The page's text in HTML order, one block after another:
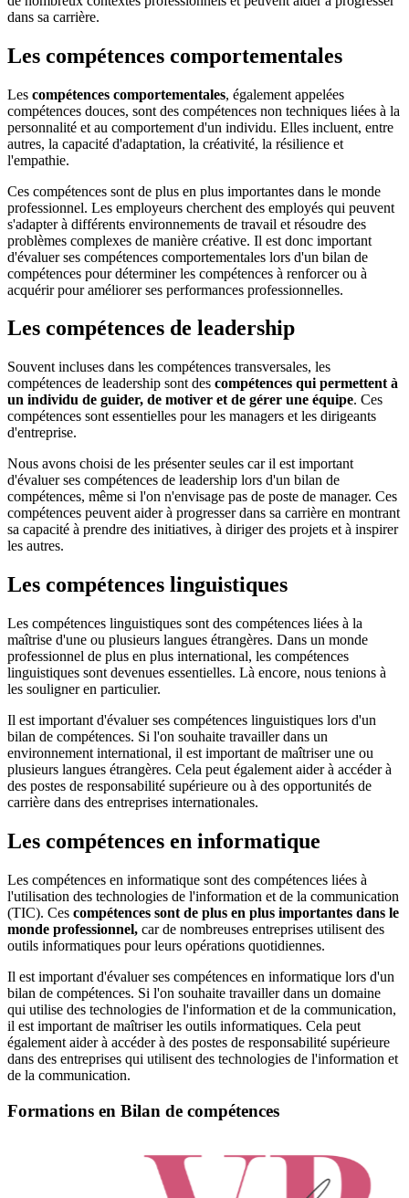
dans sa carrière.
Les compétences comportementales
Les compétences comportementales, également appelées
compétences douces, sont des compétences non techniques liées à la
personnalité et au comportement d'un individu. Elles incluent, entre
autres, la capacité d'adaptation, la créativité, la résilience et
l'empathie.
Ces compétences sont de plus en plus importantes dans le monde
professionnel. Les employeurs cherchent des employés qui peuvent
s'adapter à différents environnements de travail et résoudre des
problèmes complexes de manière créative. Il est donc important
d'évaluer ses compétences comportementales lors d'un bilan de
compétences pour déterminer les compétences à renforcer ou à
acquérir pour améliorer ses performances professionnelles.
Les compétences de leadership
Souvent incluses dans les compétences transversales, les
compétences de leadership sont des compétences qui permettent à
un individu de guider, de motiver et de gérer une équipe. Ces
compétences sont essentielles pour les managers et les dirigeants
d'entreprise.
Nous avons choisi de les présenter seules car il est important
d'évaluer ses compétences de leadership lors d'un bilan de
compétences, même si l'on n'envisage pas de poste de manager. Ces
compétences peuvent aider à progresser dans sa carrière en montrant
sa capacité à prendre des initiatives, à diriger des projets et à inspirer
les autres.
Les compétences linguistiques
Les compétences linguistiques sont des compétences liées à la
maîtrise d'une ou plusieurs langues étrangères. Dans un monde
professionnel de plus en plus international, les compétences
linguistiques sont devenues essentielles. Là encore, nous tenions à
les souligner en particulier.
Il est important d'évaluer ses compétences linguistiques lors d'un
bilan de compétences. Si l'on souhaite travailler dans un
environnement international, il est important de maîtriser une ou
plusieurs langues étrangères. Cela peut également aider à accéder à
des postes de responsabilité supérieure ou à des opportunités de
carrière dans des entreprises internationales.
Les compétences en informatique
Les compétences en informatique sont des compétences liées à
l'utilisation des technologies de l'information et de la communication
(TIC). Ces compétences sont de plus en plus importantes dans le
monde professionnel, car de nombreuses entreprises utilisent des
outils informatiques pour leurs opérations quotidiennes.
Il est important d'évaluer ses compétences en informatique lors d'un
bilan de compétences. Si l'on souhaite travailler dans un domaine
qui utilise des technologies de l'information et de la communication,
il est important de maîtriser les outils informatiques. Cela peut
également aider à accéder à des postes de responsabilité supérieure
dans des entreprises qui utilisent des technologies de l'information et
de la communication.
Formations en Bilan de compétences